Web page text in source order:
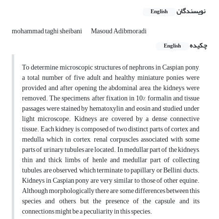
نویسندگان English
mohammad taghi sheibani
Masoud Adibmoradi
چکیده
English
To determine microscopic structures of nephrons in Caspian pony,
a total number of five adult and healthy miniature ponies were
provided and after opening the abdominal area, the kidneys were
removed. The specimens, after fixation in 10% formalin and tissue
passages were stained by hematoxylin and eosin and studied under
light microscope. Kidneys are covered by a dense connective
tissue. Each kidney is composed of two distinct parts of cortex and
medulla which in cortex, renal corpuscles associated with some
parts of urinary tubules are located. In medullar part of the kidneys,
thin and thick limbs of henle and medullar part of collecting
tubules, are observed, which terminate to papillary or Bellini ducts.
Kidneys in Caspian pony are very similar to those of other equine.
Although morphologically there are some differences between this
species and others, but the presence of the capsule and its
connections might be a peculiarity in this species.